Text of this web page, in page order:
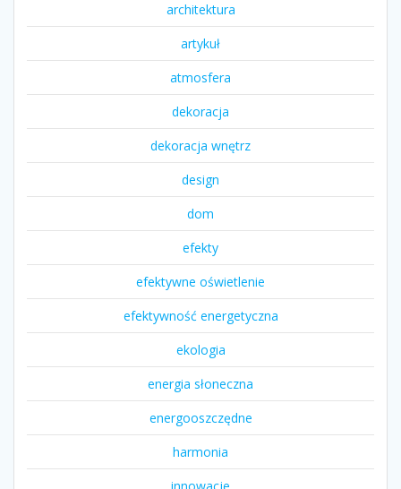
architektura
artykuł
atmosfera
dekoracja
dekoracja wnętrz
design
dom
efekty
efektywne oświetlenie
efektywność energetyczna
ekologia
energia słoneczna
energooszczędne
harmonia